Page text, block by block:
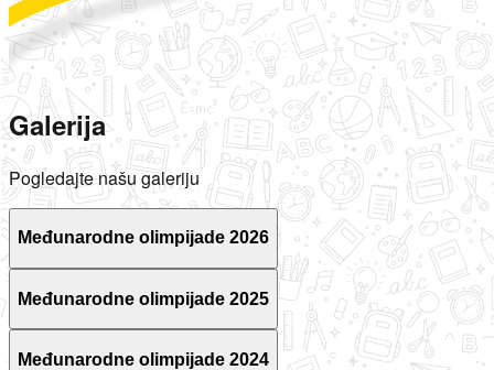
Galerija
Pogledajte našu galeriju
Međunarodne olimpijade 2026
Međunarodne olimpijade 2025
Međunarodne olimpijade 2024